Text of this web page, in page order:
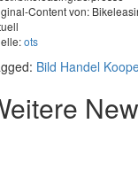
Content von:
ots
Bild Handel